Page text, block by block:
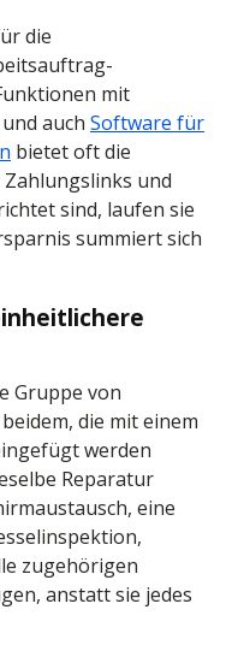
die
mit
auch Software für
bietet oft die
und
sind, laufen sie
summiert sich
Gruppe von
die mit einem
werden
Reparatur
eine
zugehörigen
anstatt sie jedes